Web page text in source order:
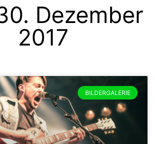
Dezember
2017
BILDERGALERIE